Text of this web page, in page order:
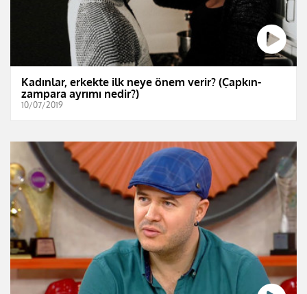
Kadınlar, erkekte ilk neye önem verir? (Çapkın-
zampara ayrımı nedir?)
10/07/2019